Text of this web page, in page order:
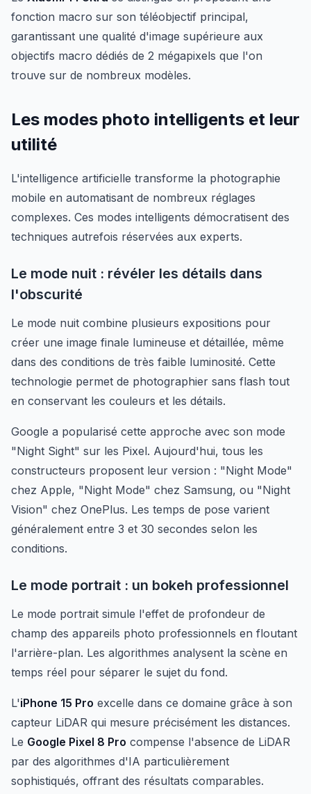
fonction macro sur son téléobjectif principal,
garantissant une qualité d'image supérieure aux
objectifs macro dédiés de 2 mégapixels que l'on
trouve sur de nombreux modèles.
Les modes photo intelligents et leur
utilité
L'intelligence artificielle transforme la photographie
mobile en automatisant de nombreux réglages
complexes. Ces modes intelligents démocratisent des
techniques autrefois réservées aux experts.
Le mode nuit : révéler les détails dans
l'obscurité
Le mode nuit combine plusieurs expositions pour
créer une image finale lumineuse et détaillée, même
dans des conditions de très faible luminosité. Cette
technologie permet de photographier sans flash tout
en conservant les couleurs et les détails.
Google a popularisé cette approche avec son mode
"Night Sight" sur les Pixel. Aujourd'hui, tous les
constructeurs proposent leur version : "Night Mode"
chez Apple, "Night Mode" chez Samsung, ou "Night
Vision" chez OnePlus. Les temps de pose varient
généralement entre 3 et 30 secondes selon les
conditions.
Le mode portrait : un bokeh professionnel
Le mode portrait simule l'effet de profondeur de
champ des appareils photo professionnels en floutant
l'arrière-plan. Les algorithmes analysent la scène en
temps réel pour séparer le sujet du fond.
L'iPhone 15 Pro excelle dans ce domaine grâce à son
capteur LiDAR qui mesure précisément les distances.
Le Google Pixel 8 Pro compense l'absence de LiDAR
par des algorithmes d'IA particulièrement
sophistiqués, offrant des résultats comparables.